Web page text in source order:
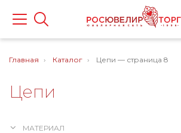
Главная Каталог Цепи — страница 8
Цепи
МАТЕРИАЛ